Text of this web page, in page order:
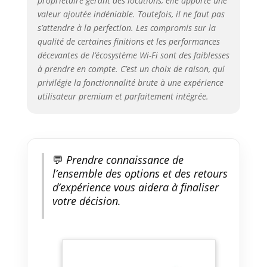
sans percer en 5
minutes.Dimensions serrure
connectée:Longueur du cylindre
serrure connectée:réglable
extérieur 40mm-60mm,intérieur
30mm-65mm.Convient pour
toutes les portes d'une
épaisseur comprise entre 50 et
Fonction WIFI en Option de la
serrure avec
empreinte:contrôlez la serrure à
partir de l'welock application, où
valeur ajoutée indéniable. Toutefois, il ne faut pas
s’attendre à la perfection. Les compromis sur la
qualité de certaines finitions et les performances
décevantes de l’écosystème Wi-Fi sont des faiblesses
à prendre en compte. C’est un choix de raison, qui
privilégie la fonctionnalité brute à une expérience
utilisateur premium et parfaitement intégrée.
💬 Prendre connaissance de
l’ensemble des options et des retours
d’expérience vous aidera à finaliser
votre décision.